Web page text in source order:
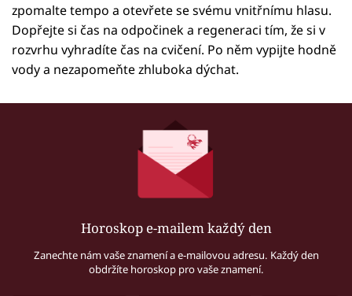
zpomalte tempo a otevřete se svému vnitřnímu hlasu.
Dopřejte si čas na odpočinek a regeneraci tím, že si v
rozvrhu vyhradíte čas na cvičení. Po něm vypijte hodně
vody a nezapomeňte zhluboka dýchat.
Horoskop e-mailem každý den
Zanechte nám vaše znamení a e-mailovou adresu. Každý den
obdržíte horoskop pro vaše znamení.